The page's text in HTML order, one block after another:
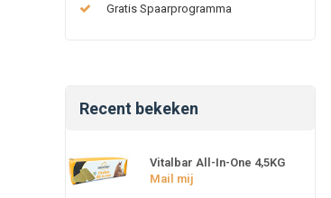
Gratis Spaarprogramma
Recent bekeken
Vitalbar All-In-One 4,5KG
Mail mij